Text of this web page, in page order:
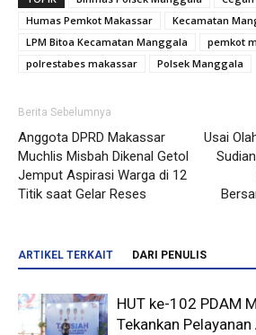
Humas Pemkot Makassar
Kecamatan
LPM Bitoa Kecamatan Manggala
pemkot
polrestabes makassar
Polsek Manggala
Berita Sebelumnya
Anggota DPRD Makassar
Muchlis Misbah Dikenal Getol
Jemput Aspirasi Warga di 12
Titik saat Gelar Reses
Usai
ARTIKEL TERKAIT DARI PENULIS
HUT ke-102 PDAM
Tekankan